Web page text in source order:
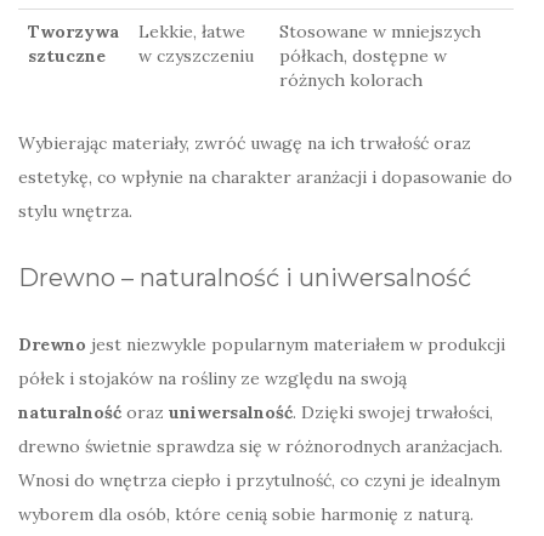
Tworzywa
sztuczne
Lekkie, łatwe
w czyszczeniu
Stosowane w mniejszych
półkach, dostępne w
różnych kolorach
Wybierając materiały, zwróć uwagę na ich trwałość oraz
estetykę, co wpłynie na charakter aranżacji i dopasowanie do
stylu wnętrza.
Drewno – naturalność i uniwersalność
Drewno jest niezwykle popularnym materiałem w produkcji
półek i stojaków na rośliny ze względu na swoją
naturalność oraz uniwersalność. Dzięki swojej trwałości,
drewno świetnie sprawdza się w różnorodnych aranżacjach.
Wnosi do wnętrza ciepło i przytulność, co czyni je idealnym
wyborem dla osób, które cenią sobie harmonię z naturą.